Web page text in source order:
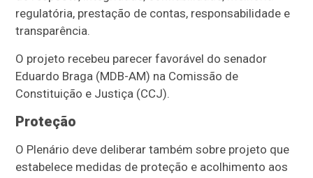
regulatória, prestação de contas, responsabilidade e
transparência.
O projeto recebeu parecer favorável do senador
Eduardo Braga (MDB-AM) na Comissão de
Constituição e Justiça (CCJ).
Proteção
O Plenário deve deliberar também sobre projeto que
estabelece medidas de proteção e acolhimento aos